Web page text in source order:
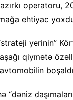
operatoru,
ehtiyac
yerinin”
qiymətə
“dəniz